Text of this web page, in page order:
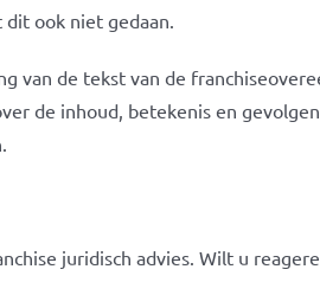
ook niet gedaan.
van de tekst van de
de inhoud, betekenis en
juridisch advies. Wilt u